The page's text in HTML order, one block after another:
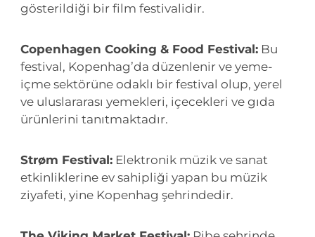
gösterildiği bir film festivalidir.
Copenhagen Cooking & Food Festival: Bu
festival, Kopenhag’da düzenlenir ve yeme-
içme sektörüne odaklı bir festival olup, yerel
ve uluslararası yemekleri, içecekleri ve gıda
ürünlerini tanıtmaktadır.
Strøm Festival: Elektronik müzik ve sanat
etkinliklerine ev sahipliği yapan bu müzik
ziyafeti, yine Kopenhag şehrindedir.